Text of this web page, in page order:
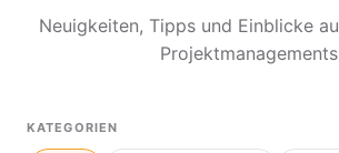
Neuigkeiten, Tipps und Einblicke
Projektmanagements
KATEGORIEN